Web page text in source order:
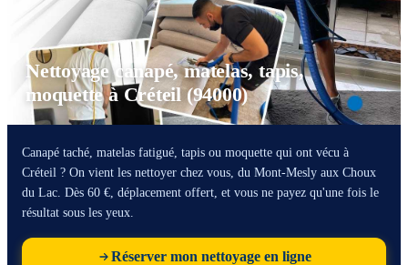
Nettoyage canapé, matelas, tapis,
moquette à Créteil (94000)
Canapé taché, matelas fatigué, tapis ou moquette qui ont vécu à
Créteil ? On vient les nettoyer chez vous, du Mont-Mesly aux Choux
du Lac. Dès 60 €, déplacement offert, et vous ne payez qu'une fois le
résultat sous les yeux.
Réserver mon nettoyage en ligne